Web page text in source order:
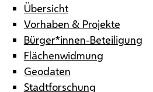
Übersicht
Vorhaben & Projekte
Bürger*innen-Beteiligung
Flächenwidmung
Geodaten
Stadtforschung